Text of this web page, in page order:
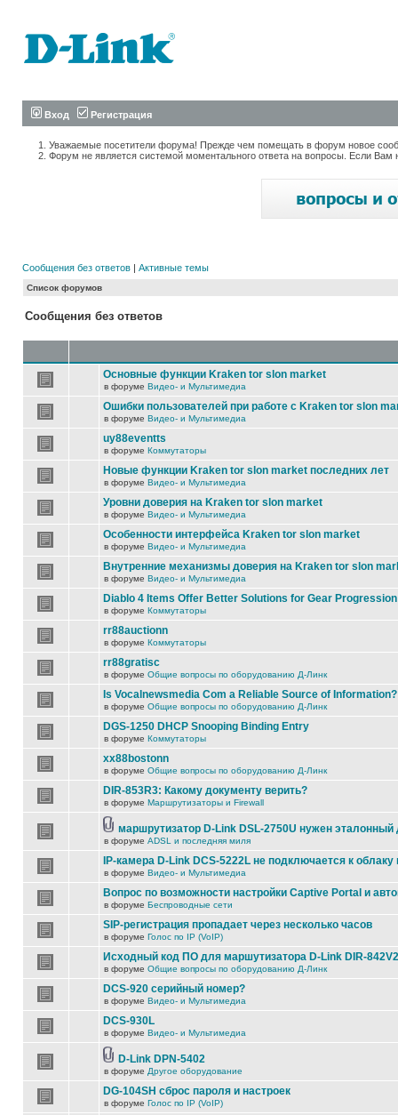
Вход Регистрация
Уважаемые посетители форума! Прежде чем помещать в форум новое
Форум не является системой моментального ответа на вопросы. Если
Сообщения без ответов | Активные темы
Список форумов
Сообщения без ответов
Основные функции Kraken tor slon market
в форуме Видео- и Мультимедиа
Ошибки пользователей при работе с Kraken tor slon
в форуме Видео- и Мультимедиа
uy88eventts
в форуме Коммутаторы
Новые функции Kraken tor slon market последних лет
в форуме Видео- и Мультимедиа
Уровни доверия на Kraken tor slon market
в форуме Видео- и Мультимедиа
Особенности интерфейса Kraken tor slon market
в форуме Видео- и Мультимедиа
Внутренние механизмы доверия на Kraken tor slon
в форуме Видео- и Мультимедиа
Diablo 4 Items Offer Better Solutions for Gear Progression
в форуме Коммутаторы
rr88auctionn
в форуме Коммутаторы
rr88gratisc
в форуме Общие вопросы по оборудованию Д-Линк
Is Vocalnewsmedia Com a Reliable Source of Information?
в форуме Общие вопросы по оборудованию Д-Линк
DGS-1250 DHCP Snooping Binding Entry
в форуме Коммутаторы
xx88bostonn
в форуме Общие вопросы по оборудованию Д-Линк
DIR-853R3: Какому документу верить?
в форуме Маршрутизаторы и Firewall
маршрутизатор D-Link DSL-2750U нужен эталонный
в форуме ADSL и последняя миля
IP-камера D-Link DCS-5222L не подключается к
в форуме Видео- и Мультимедиа
Вопрос по возможности настройки Captive Portal и
в форуме Беспроводные сети
SIP-регистрация пропадает через несколько часов
в форуме Голос по IP (VoIP)
Исходный код ПО для маршутизатора D-Link DIR-842V2
в форуме Общие вопросы по оборудованию Д-Линк
DCS-920 серийный номер?
в форуме Видео- и Мультимедиа
DCS-930L
в форуме Видео- и Мультимедиа
D-Link DPN-5402
в форуме Другое оборудование
DG-104SH сброс пароля и настроек
в форуме Голос по IP (VoIP)